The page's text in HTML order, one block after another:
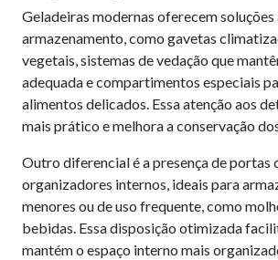
Geladeiras modernas oferecem soluções
armazenamento, como gavetas
vegetais, sistemas de vedação que
adequada e compartimentos especiais
alimentos delicados. Essa atenção aos
mais prático e melhora a conservação
Outro diferencial é a presença de portas
organizadores internos, ideais para
menores ou de uso frequente, como
bebidas. Essa disposição otimizada
mantém o espaço interno mais